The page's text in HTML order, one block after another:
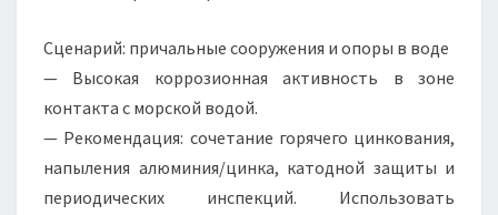
Сценарий: причальные сооружения и опоры в воде
— Высокая коррозионная активность в зоне
контакта с морской водой.
— Рекомендация: сочетание горячего цинкования,
напыления алюминия/цинка, катодной защиты и
периодических инспекций. Использовать